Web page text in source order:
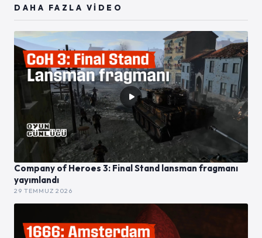
DAHA FAZLA VİDEO
Company of Heroes 3: Final Stand lansman fragmanı
yayımlandı
29 TEMMUZ 2026